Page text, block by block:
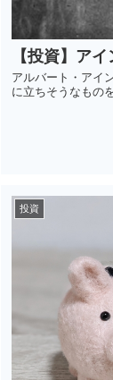
【投資】ア
アルバート・アイ
に立ちそうなもの
投資